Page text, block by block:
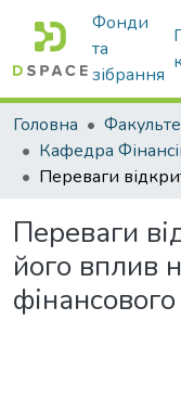
Фонди
та
зібрання
Головна
Переваги
його вплив